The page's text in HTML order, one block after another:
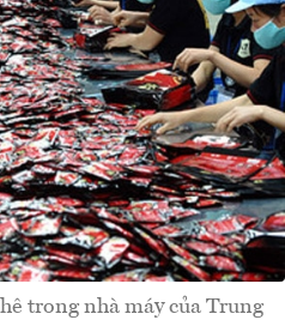
trong nhà máy của Trung